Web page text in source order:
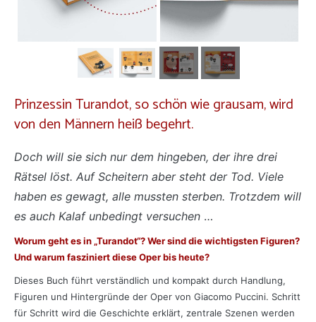
Prinzessin Turandot, so schön wie grausam, wird
von den Männern heiß begehrt.
Doch will sie sich nur dem hingeben, der ihre drei
Rätsel löst. Auf Scheitern aber steht der Tod. Viele
haben es gewagt, alle mussten sterben. Trotzdem will
es auch Kalaf unbedingt versuchen …
Worum geht es in „Turandot“? Wer sind die wichtigsten Figuren?
Und warum fasziniert diese Oper bis heute?
Dieses Buch führt verständlich und kompakt durch Handlung,
Figuren und Hintergründe der Oper von Giacomo Puccini. Schritt
für Schritt wird die Geschichte erklärt, zentrale Szenen werden